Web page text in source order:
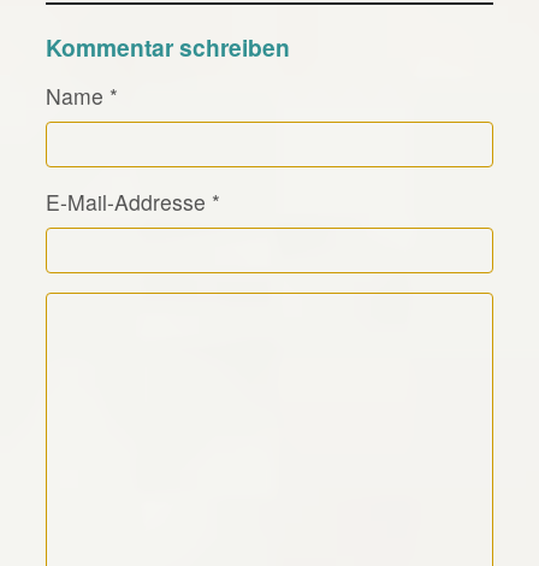
Kommentar schreiben
Name *
E-Mail-Addresse *
Kommentar Text